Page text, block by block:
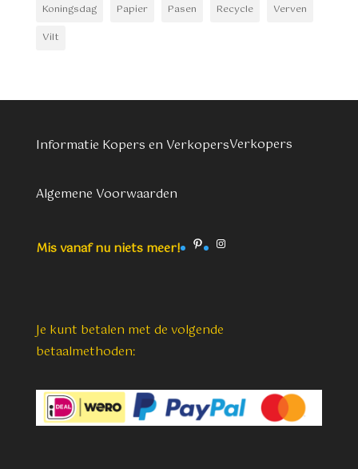
Koningsdag
Papier Pasen Recycle
Verven
Vilt
Informatie Kopers en VerkopersVerkopers
Algemene Voorwaarden
Mis vanaf nu niets meer! PinterestInstagram
Je kunt betalen met de volgende
betaalmethoden: